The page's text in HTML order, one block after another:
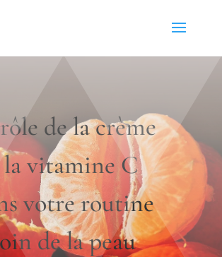
de la crème
la vitamine C
votre routine
de la peau